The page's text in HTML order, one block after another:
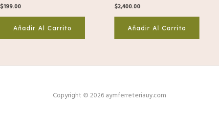
$199.00
Añadir Al Carrito
$2,400.00
Añadir Al Carrito
Copyright © 2026 aymferreteriauy.com